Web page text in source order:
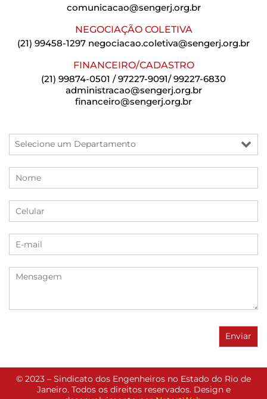
comunicacao@sengerj.org.br
NEGOCIAÇÃO COLETIVA
(21) 99458-1297 negociacao.coletiva@sengerj.org.br
FINANCEIRO/CADASTRO
(21) 99874-0501 / 97227-9091/ 99227-6830
administracao@sengerj.org.br
financeiro@sengerj.org.br
© 2023 – Sindicato dos Engenheiros no Estado do Rio de
Janeiro. Todos os direitos reservados. Design e